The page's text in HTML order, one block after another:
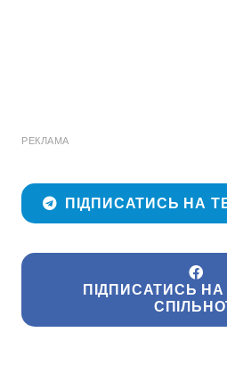
РЕКЛАМА
ПІДПИСАТИСЬ НА
ПІДПИСАТИСЬ НА